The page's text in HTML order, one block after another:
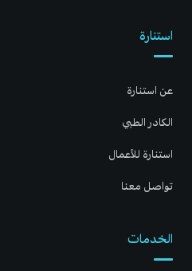
استنارة
عن استنارة
الكادر الطبي
استنارة للأعمال
تواصل معنا
الخدمات